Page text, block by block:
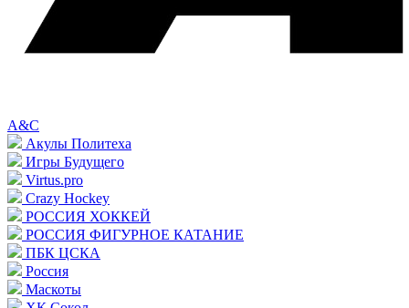
A&C
Акулы Политеха
Игры Будущего
Virtus.pro
Crazy Hockey
РОССИЯ ХОККЕЙ
РОССИЯ ФИГУРНОЕ КАТАНИЕ
ПБК ЦСКА
Россия
Маскоты